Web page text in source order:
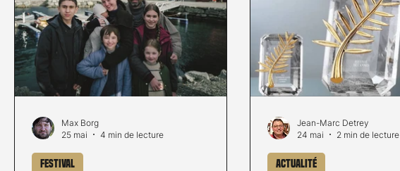
Stéfanie Rossier Streaming Stefanie Rossier Culture Régional
Festival
Max Borg
25 mai
4 min de lecture
Actualité
Jean-Marc Detrey
24 mai
2 min de lecture